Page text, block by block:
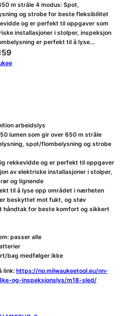
m stråle 4 modus: Spot,
og strobe for beste fleksibilitet
og er perfekt til oppgaver som
installasjoner i stolper, inspeksjon
er perfekt til å lyse…
arbeidslys
lumen som gir over 650 m stråle
spot/flombelysning og strobe
rekkevidde og er perfekt til oppgaver
av elektriske installasjoner i stolper,
og lignende
til å lyse opp området i nærheten
beskyttet mot fukt, og støv
håndtak for beste komfort og sikkert
passer alle
bag medfølger ikke
link: https://no.milwaukeetool.eu/nn-
og-inspeksjonslys/m18-sled/